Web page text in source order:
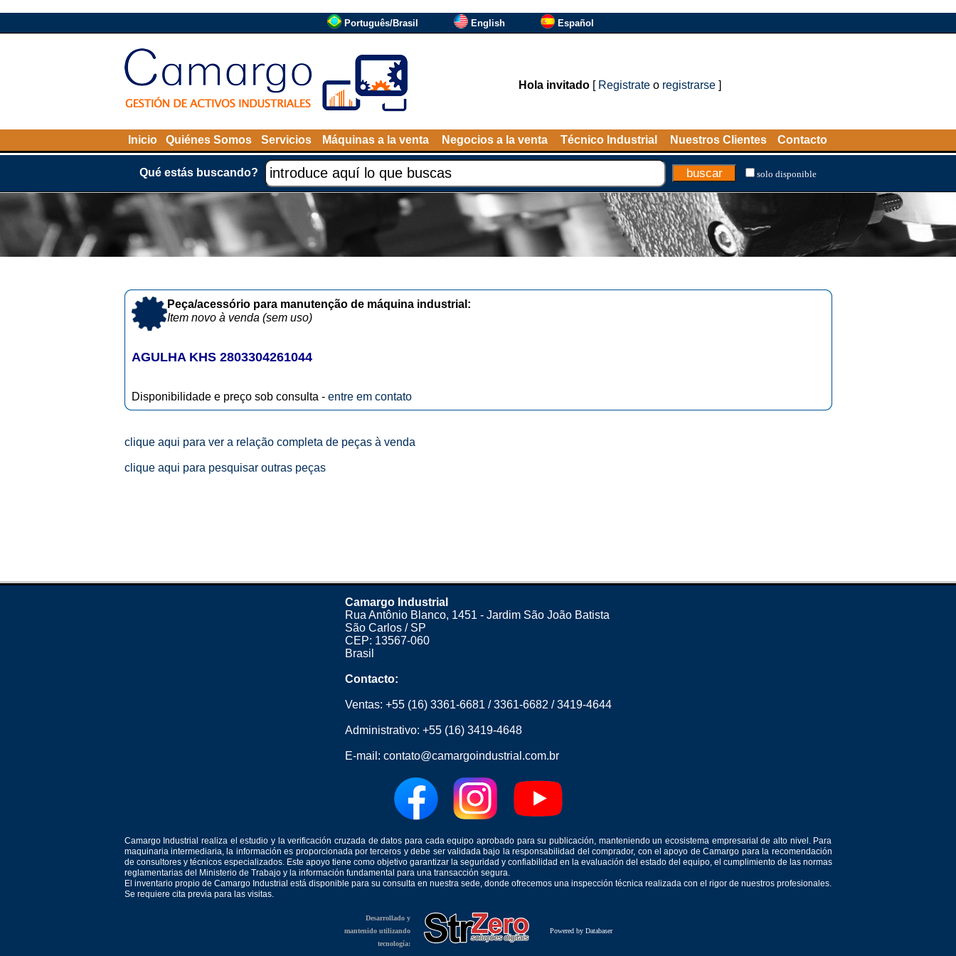
Português/Brasil English Español
Hola invitado[ Registrateo registrarse]
Inicio Quiénes Somos Servicios Máquinas a la venta Negocios a la venta Técnico Industrial Nuestros Clientes Contacto
Qué estás buscando? solo disponible
Peça/acessório para manutenção de máquina industrial:
Item novo à venda (sem uso)
AGULHA KHS 2803304261044
Disponibilidade e preço sob consulta - entre em contato
clique aqui para ver a relação completa de peças à venda
clique aqui para pesquisar outras peças
Camargo Industrial
Rua Antônio Blanco, 1451 - Jardim São João Batista
São Carlos / SP
CEP: 13567-060
Brasil
Contacto:
Ventas: +55 (16) 3361-6681 /3361-6682 /3419-4644
Administrativo: +55 (16) 3419-4648
E-mail: contato@camargoindustrial.com.br
Camargo Industrial realiza el estudio y la verificación cruzada de datos para cada equipo aprobado para su publicación, manteniendo un ecosistema empresarial de alto nivel. Para
maquinaria intermediaria, la información es proporcionada por terceros y debe ser validada bajo la responsabilidad del comprador, con el apoyo de Camargo para la recomendación
de consultores y técnicos especializados. Este apoyo tiene como objetivo garantizar la seguridad y confiabilidad en la evaluación del estado del equipo, el cumplimiento de las normas
reglamentarias del Ministerio de Trabajo y la información fundamental para una transacción segura.
El inventario propio de Camargo Industrial está disponible para su consulta en nuestra sede, donde ofrecemos una inspección técnica realizada con el rigor de nuestros profesionales.
Se requiere cita previa para las visitas.
Desarrollado y
mantenido utilizando
tecnología:
Powered by Databaser